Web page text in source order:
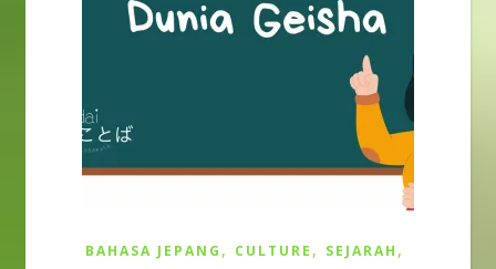
BAHASA JEPANG , CULTURE , SEJARAH ,